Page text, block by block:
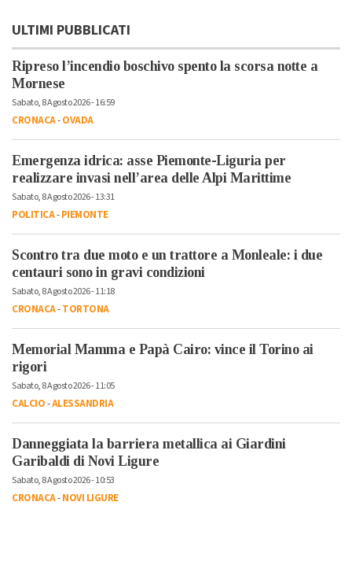
ULTIMI PUBBLICATI
Ripreso l’incendio boschivo spento la scorsa notte a
Mornese
Sabato, 8 Agosto 2026 - 16:59
CRONACA-OVADA
Emergenza idrica: asse Piemonte-Liguria per
realizzare invasi nell’area delle Alpi Marittime
Sabato, 8 Agosto 2026 - 13:31
POLITICA-PIEMONTE
Scontro tra due moto e un trattore a Monleale: i due
centauri sono in gravi condizioni
Sabato, 8 Agosto 2026 - 11:18
CRONACA-TORTONA
Memorial Mamma e Papà Cairo: vince il Torino ai
rigori
Sabato, 8 Agosto 2026 - 11:05
CALCIO-ALESSANDRIA
Danneggiata la barriera metallica ai Giardini
Garibaldi di Novi Ligure
Sabato, 8 Agosto 2026 - 10:53
CRONACA-NOVI LIGURE